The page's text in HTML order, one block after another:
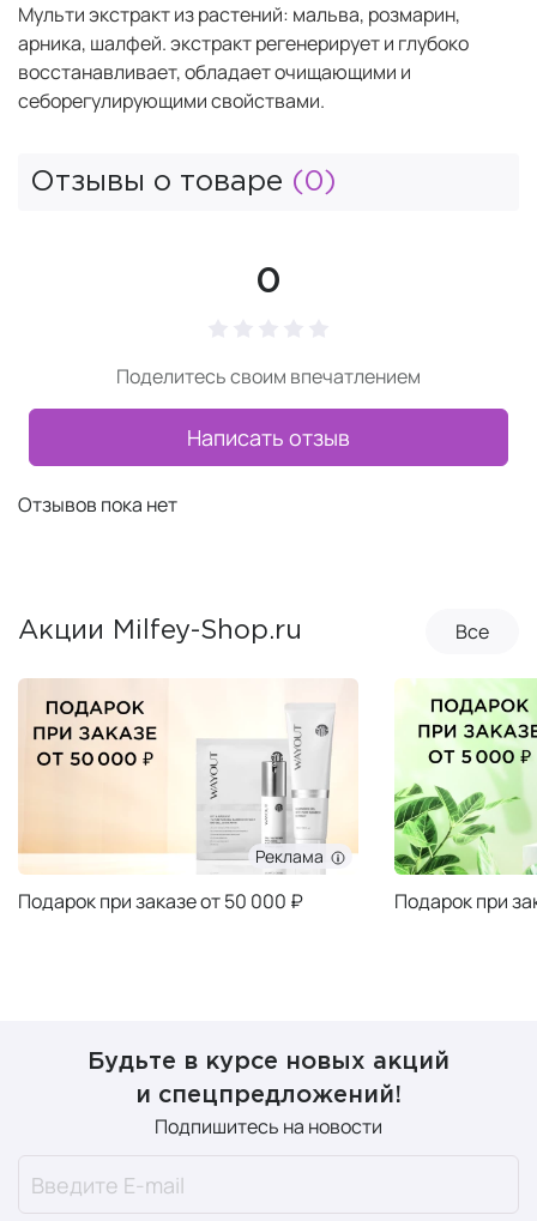
Мульти экстракт из растений: мальва, розмарин,
арника, шалфей. экстракт регенерирует и глубоко
восстанавливает, обладает очищающими и
себорегулирующими свойствами.
Отзывы о товаре (0)
0
Поделитесь своим впечатлением
Написать отзыв
Отзывов пока нет
Акции Milfey-Shop.ru Все
Реклама
Подарок при заказе от 50 000 ₽ Подарок при
Будьте в курсе новых акций
и спецпредложений!
Подпишитесь на новости